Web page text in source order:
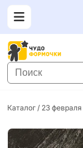
Каталог / 23 февраля